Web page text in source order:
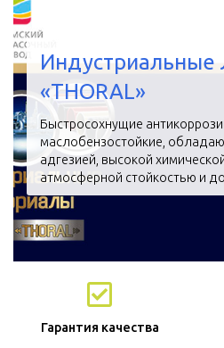
«THORAL»
Быстросохнущие
маслобензостойкие,
адгезией, высокой
атмосферной стойкостью и
Гарантия качества